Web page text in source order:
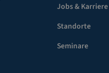
Jobs & Karriere
Standorte
Seminare